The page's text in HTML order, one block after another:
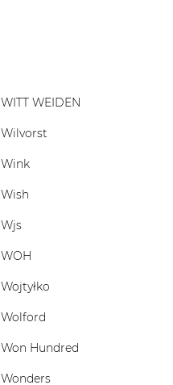
WITT WEIDEN
Wilvorst
Wink
Wish
Wjs
WOH
Wojtyłko
Wolford
Won Hundred
Wonders